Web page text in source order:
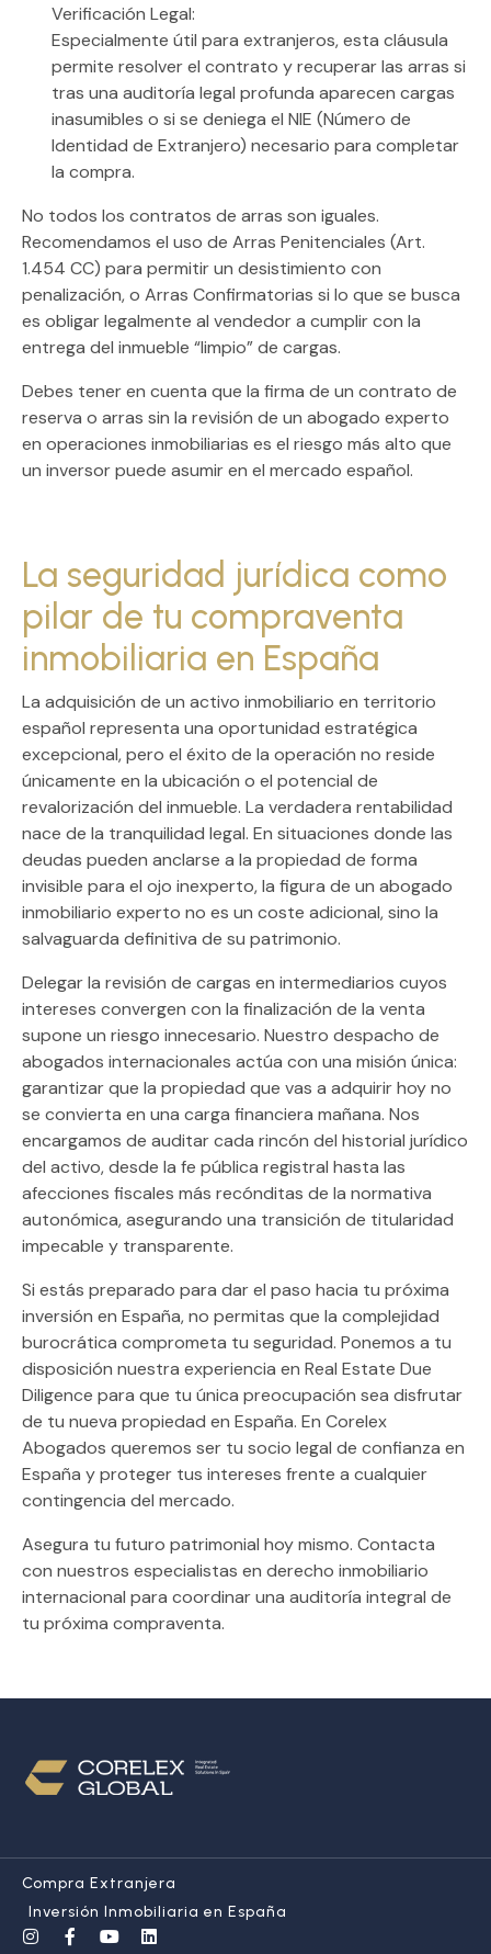
Verificación Legal:
Especialmente útil para extranjeros, esta cláusula
permite resolver el contrato y recuperar las arras si
tras una auditoría legal profunda aparecen cargas
inasumibles o si se deniega elNIE (Número de
Identidad de Extranjero) necesario para completar
la compra.
No todos los contratos de arras son iguales.
Recomendamos el uso de Arras Penitenciales (Art.
1.454 CC) para permitir un desistimiento con
penalización, o Arras Confirmatorias si lo que se busca
es obligar legalmente al vendedor a cumplir con la
entrega del inmueble “limpio” de cargas.
Debes tener en cuenta que la firma de un contrato de
reserva o arras sin la revisión de un abogado experto
en operaciones inmobiliarias es el riesgo más alto que
un inversor puede asumir en el mercado español.
La seguridad jurídica como
pilar de tu compraventa
inmobiliaria en España
La adquisición de un activo inmobiliario en territorio
español representa una oportunidad estratégica
excepcional, pero el éxito de la operación no reside
únicamente en la ubicación o el potencial de
revalorización del inmueble. La verdadera rentabilidad
nace de la tranquilidad legal. En situaciones donde las
deudas pueden anclarse a la propiedad de forma
invisible para el ojo inexperto, la figura de un abogado
inmobiliario experto no es un coste adicional, sino la
salvaguarda definitiva de su patrimonio.
Delegar la revisión de cargas en intermediarios cuyos
intereses convergen con la finalización de la venta
supone un riesgo innecesario. Nuestro despacho de
abogados internacionales actúa con una misión única:
garantizar que la propiedad que vas a adquirir hoy no
se convierta en una carga financiera mañana. Nos
encargamos de auditar cada rincón del historial jurídico
del activo, desde la fe pública registral hasta las
afecciones fiscales más recónditas de la normativa
autonómica, asegurando una transición de titularidad
impecable y transparente.
Si estás preparado para dar el paso hacia tu próxima
inversión en España, no permitas que la complejidad
burocrática comprometa tu seguridad. Ponemos a tu
disposición nuestra experiencia en Real Estate Due
Diligence para que tu única preocupación sea disfrutar
de tu nueva propiedad en España. En Corelex
Abogados queremos ser tu socio legal de confianza en
España y proteger tus intereses frente a cualquier
contingencia del mercado.
Asegura tu futuro patrimonial hoy mismo. Contacta
con nuestros especialistas en derecho inmobiliario
internacional para coordinar una auditoría integral de
tu próxima compraventa.
Compra Extranjera
Inversión Inmobiliaria en España